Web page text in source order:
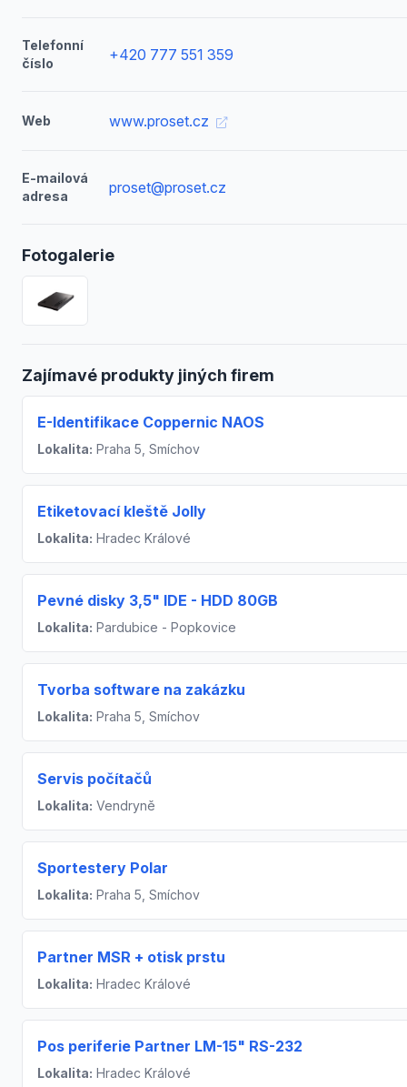
Telefonní
číslo
+420 777 551 359
Web www.proset.cz
E-mailová
adresa
proset@proset.cz
Fotogalerie
Zajímavé produkty jiných firem
E-Identifikace Coppernic NAOS
Lokalita: Praha 5, Smíchov
Etiketovací kleště Jolly
Lokalita: Hradec Králové
Pevné disky 3,5" IDE - HDD 80GB
Lokalita: Pardubice - Popkovice
Tvorba software na zakázku
Lokalita: Praha 5, Smíchov
Servis počítačů
Lokalita: Vendryně
Sportestery Polar
Lokalita: Praha 5, Smíchov
Partner MSR + otisk prstu
Lokalita: Hradec Králové
Pos periferie Partner LM-15" RS-232
Lokalita: Hradec Králové